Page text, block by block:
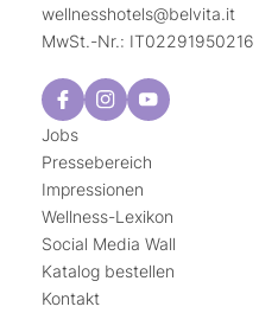
wellnesshotels@belvita.it
MwSt.-Nr.: IT02291950216
Jobs
Pressebereich
Impressionen
Wellness-Lexikon
Social Media Wall
Katalog bestellen
Kontakt